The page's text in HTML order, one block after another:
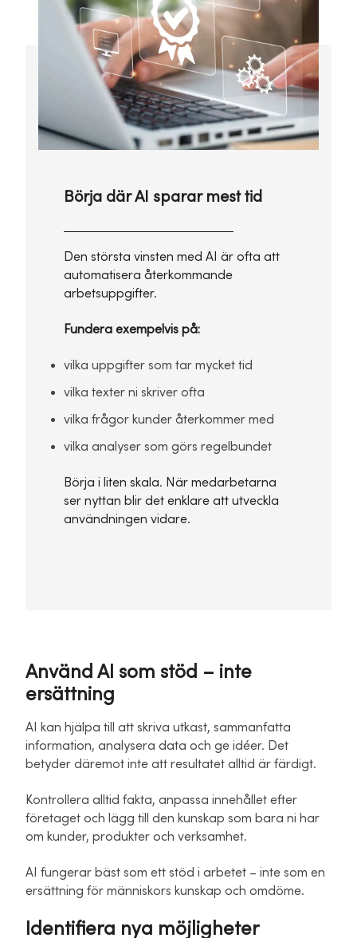
Börja där AI sparar mest tid
Den största vinsten med AI är ofta att
automatisera återkommande
arbetsuppgifter.
Fundera exempelvis på:
vilka uppgifter som tar mycket tid
vilka texter ni skriver ofta
vilka frågor kunder återkommer med
vilka analyser som görs regelbundet
Börja i liten skala. När medarbetarna
ser nyttan blir det enklare att utveckla
användningen vidare.
Använd AI som stöd – inte
ersättning
AI kan hjälpa till att skriva utkast, sammanfatta
information, analysera data och ge idéer. Det
betyder däremot inte att resultatet alltid är färdigt.
Kontrollera alltid fakta, anpassa innehållet efter
företaget och lägg till den kunskap som bara ni har
om kunder, produkter och verksamhet.
AI fungerar bäst som ett stöd i arbetet – inte som en
ersättning för människors kunskap och omdöme.
Identifiera nya möjligheter